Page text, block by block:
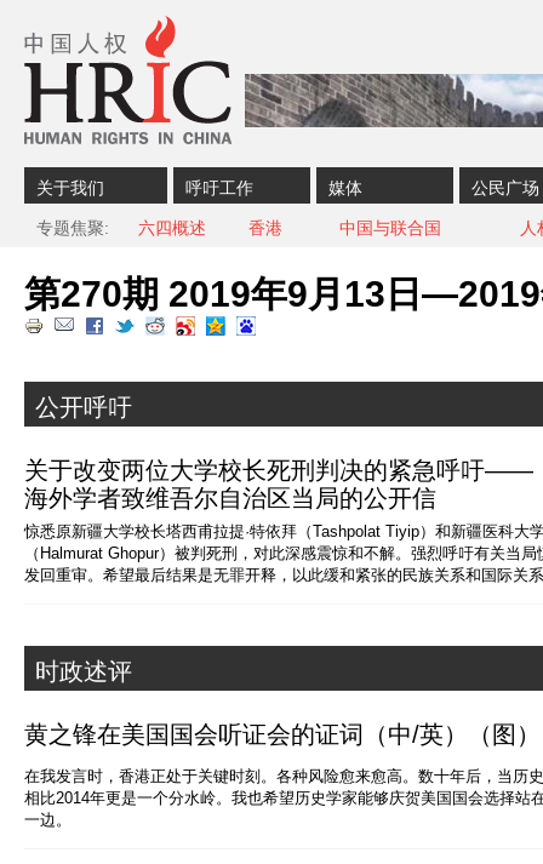
关于我们 呼吁工作 媒体 公民广场
专题焦聚 六四概述 香港 中国与联合国 人
第270期 2019年9月13日
公开呼吁
关于改变两位大学校长死刑判决的紧急呼吁——
海外学者致维吾尔自治区当局的公开信
惊悉原新疆大学校长塔西甫拉提·特依拜（Tashpolat Tiyip）和新疆医科大
（Halmurat Ghopur）被判死刑，对此深感震惊和不解。强烈呼吁有关当
发回重审。希望最后结果是无罪开释，以此缓和紧张的民族关系和国际关
时政述评
黄之锋在美国国会听证会的证词（中/英）（图）
在我发言时，香港正处于关键时刻。各种风险愈来愈高。数十年后，当历
相比2014年更是一个分水岭。我也希望历史学家能够庆贺美国国会选择站
一边。